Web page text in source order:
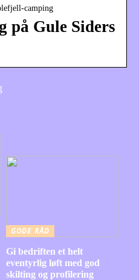
camping
på Gule Siders
GODE RÅD
Gi bedriften et helt
eventyrlig løft med god
skilting og profilering